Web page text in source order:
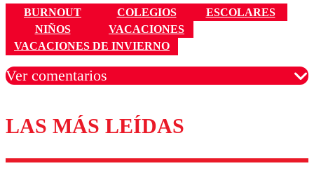
BURNOUT COLEGIOS
ESCOLARES
NIÑOS
VACACIONES
VACACIONES DE INVIERNO
Ver comentarios
Los comentarios son moderados para garantizar un
diálogo respetuoso.
Nombre
LAS MÁS LEÍDAS